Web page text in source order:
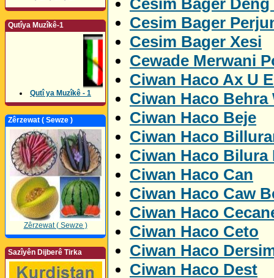
Qutîya Muzîkê-1
Qutî ya Muzîkê - 1
Zêrzewat ( Sewze )
Zêrzewat ( Sewze )
Sazîyên Dijberê Tirka
Cesim Bager
Cesim Bager Xesi
Cewade Merwani
Ciwan Haco Ax U
Ciwan Haco Behra
Ciwan Haco Beje
Ciwan Haco
Ciwan Haco Bilura
Ciwan Haco Can
Ciwan Haco Caw
Ciwan Haco
Ciwan Haco Ceto
Ciwan Haco
Ciwan Haco Dest